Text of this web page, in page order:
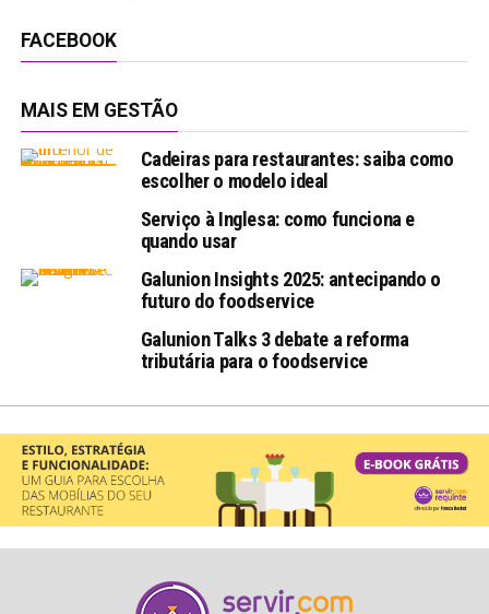
FACEBOOK
MAIS EM GESTÃO
Cadeiras para restaurantes: saiba como
escolher o modelo ideal
Serviço à Inglesa: como funciona e
quando usar
Galunion Insights 2025: antecipando o
futuro do foodservice
Galunion Talks 3 debate a reforma
tributária para o foodservice